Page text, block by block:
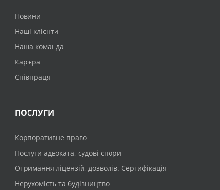
Новини
Наші клієнти
Наша команда
Кар’єра
Співпраця
ПОСЛУГИ
Корпоративне право
Послуги адвоката, судові спори
Отримання ліцензій, дозволів. Сертифікація
Нерухомість та будівництво